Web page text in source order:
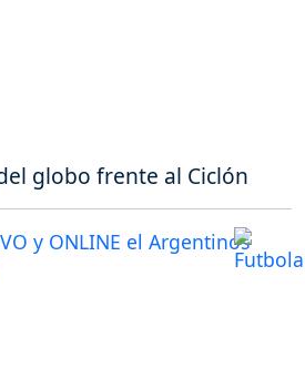
globo frente al Ciclón